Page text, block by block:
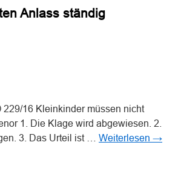
Anlass ständig
229/16 Kleinkinder müssen nicht
1. Die Klage wird abgewiesen. 2.
3. Das Urteil ist … Weiterlesen →